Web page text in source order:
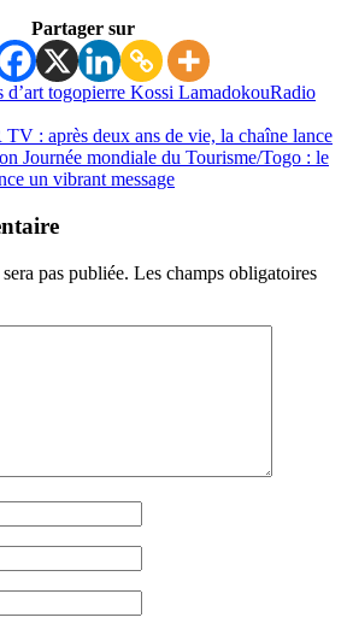
Partager sur
d’art togopierre Kossi LamadokouRadio
: après deux ans de vie, la chaîne lance
Journée mondiale du Tourisme/Togo : le
un vibrant message
pas publiée. Les champs obligatoires